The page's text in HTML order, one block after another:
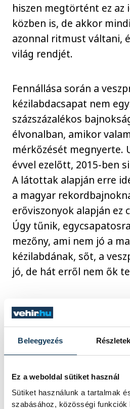
Beleegyezés Részletek
Ez a weboldal sütiket használ
Sütiket használunk a tartalmak
szabásához, közösségi funkciók
hiszen megtörtént ez az
közben is, de akkor
azonnal ritmust váltani,
világ rendjét.
Fennállása során a
kézilabdacsapat nem
százszázalékos
élvonalban, amikor
mérkőzését megnyerte.
évvel ezelőtt, 2015-ben
A látottak alapján erre
a magyar
erőviszonyok alapján ez
Úgy tűnik,
mezőny, ami nem jó a
kézilabdának, sőt, a
jó, de hát erről nem ők
sport
One Veszprém HC
Erről jut eszembe…